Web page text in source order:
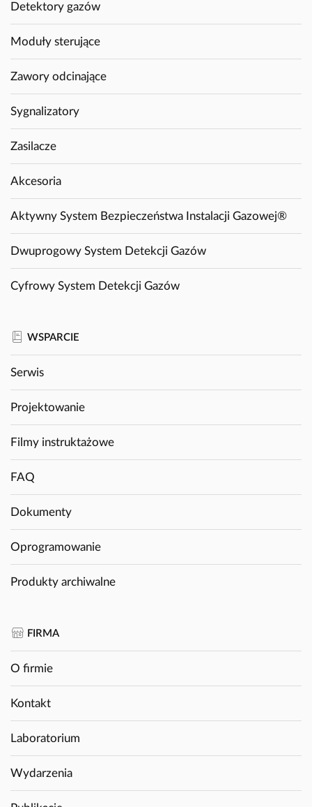
Detektory gazów
Moduły sterujące
Zawory odcinające
Sygnalizatory
Zasilacze
Akcesoria
Aktywny System Bezpieczeństwa Instalacji Gazowej®
Dwuprogowy System Detekcji Gazów
Cyfrowy System Detekcji Gazów
WSPARCIE
Serwis
Projektowanie
Filmy instruktażowe
FAQ
Dokumenty
Oprogramowanie
Produkty archiwalne
FIRMA
O firmie
Kontakt
Laboratorium
Wydarzenia